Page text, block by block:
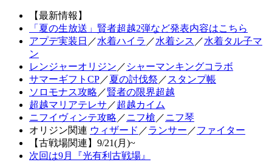
【最新情報】
「夏の生放送」賢者超越2弾など発表内容はこちら
アプデ実装日 ／水着ハイラ ／水着シス ／水着タル子マ
ン
レンジャーオリジン ／ シャーマンキングコラボ
サマーギフトCP／夏の討伐祭 ／ スタンプ帳
ソロモナス攻略 ／賢者の限界超越
超越マリアテレサ ／超越カイム
ニフイヴィンテ攻略 ／ニフ槍 ／ニフ琴
オリジン関連 ウィザード ／ランサー ／ファイター
【古戦場関連】9/21(月)~
次回は9月『光有利古戦場』